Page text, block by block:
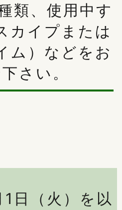
類、使用中す
カイプまたは
ム）などをお
さい。
日（火）を以